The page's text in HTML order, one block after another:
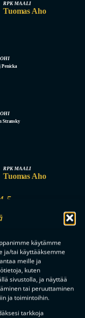
käytämme
ja/tai käyttääksemme
meille ja
kuten
sivustolla, ja näyttää
tai peruuttaminen
ja toimintoihin.
tarkkoja
RPK MAALI
Tuomas Aho
OHI
Penicka
OHI
Stransky
RPK MAALI
Tuomas Aho
4-5